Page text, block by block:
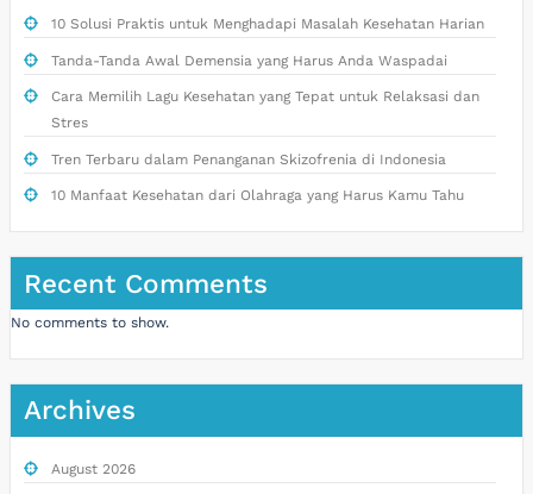
10 Solusi Praktis untuk Menghadapi Masalah Kesehatan Harian
Tanda-Tanda Awal Demensia yang Harus Anda Waspadai
Cara Memilih Lagu Kesehatan yang Tepat untuk Relaksasi dan
Stres
Tren Terbaru dalam Penanganan Skizofrenia di Indonesia
10 Manfaat Kesehatan dari Olahraga yang Harus Kamu Tahu
Recent Comments
No comments to show.
Archives
August 2026